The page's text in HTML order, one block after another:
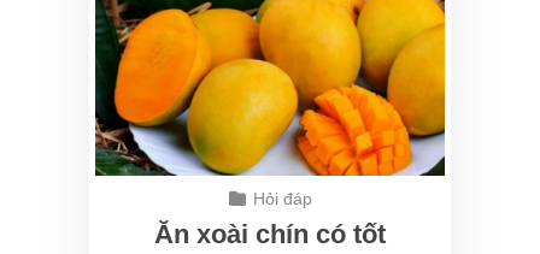
Hỏi đáp
Ăn xoài chín có tốt